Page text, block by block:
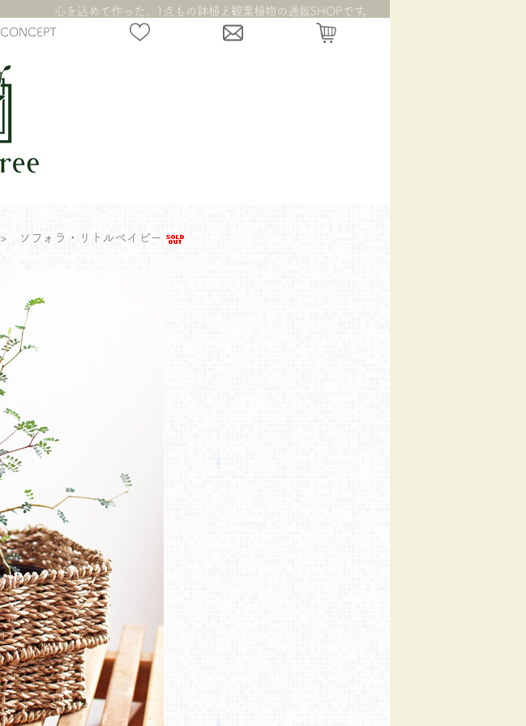
CONCEPT
心を込めて作った、1点もの鉢植え観葉植物の通販SHOPです。
> ソフォラ・リトルベイビー